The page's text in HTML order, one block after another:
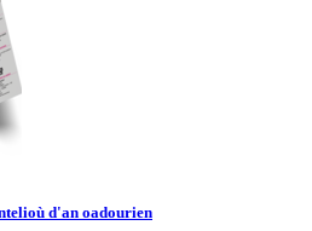
d'an oadourien